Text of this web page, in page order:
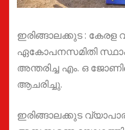
ഇരിങ്ങാലക്കുട :
ഏകോപനസമിതി
അന്തരിച്ച എം. ഒ
ആചരിച്ചു.
ഇരിങ്ങാലക്കുട